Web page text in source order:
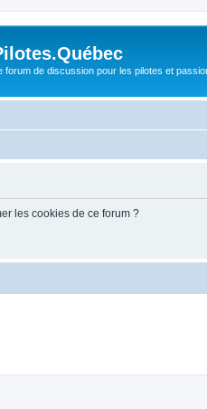
forum de discussion pour les pilotes et
les cookies de ce forum ?